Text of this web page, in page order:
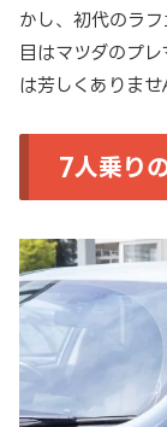
かし、初代のラ
目はマツダのプ
は芳しくありませ
7人乗り